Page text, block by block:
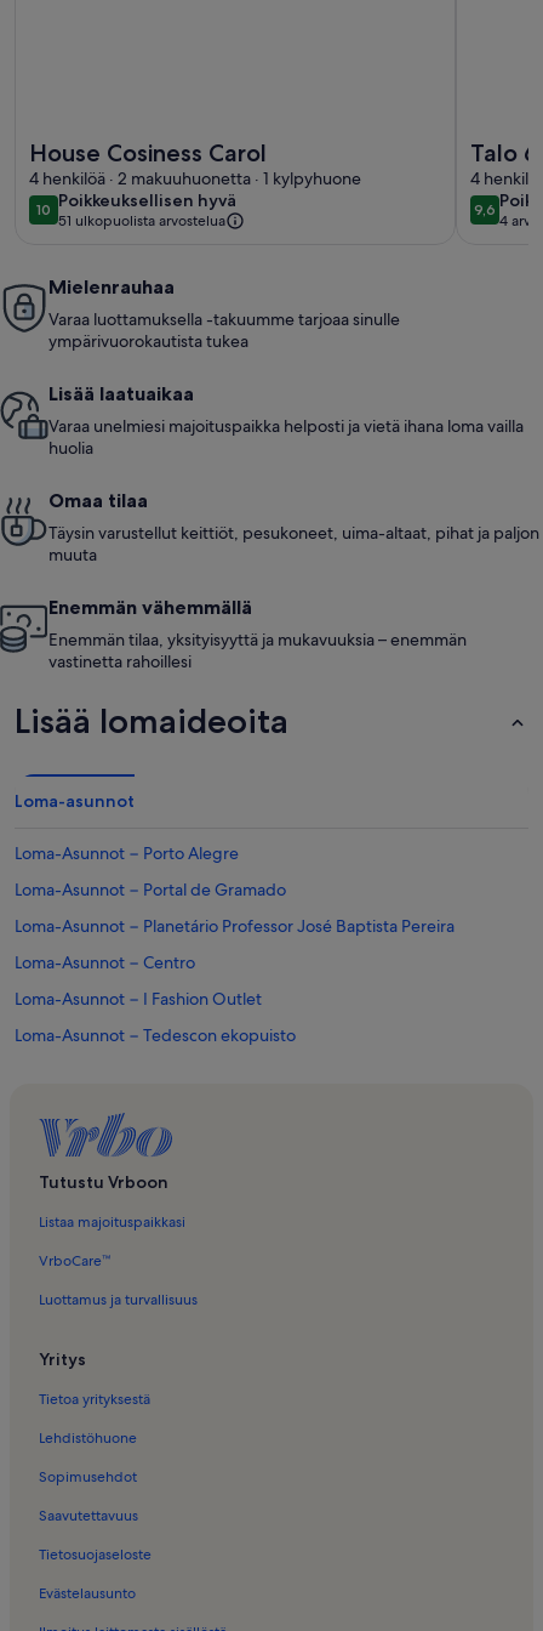
House Cosiness Carol
4 henkilöä · 2 makuuhuonetta · 1 kylpyhuone
1010 kautta 10
Poikkeuksellisen hyvä
poikkeuksellisen
hyvä
51 ulkopuolista arvostelua
Talo
4
9,69,6hyvä
4
(4
Mielenrauhaa
Varaa luottamuksella -takuumme tarjoaa sinulle
ympärivuorokautista tukea
Lisää laatuaikaa
Varaa unelmiesi majoituspaikka helposti ja vietä ihana loma vailla
huolia
Omaa tilaa
Täysin varustellut keittiöt, pesukoneet, uima-altaat, pihat ja paljon
muuta
Enemmän vähemmällä
Enemmän tilaa, yksityisyyttä ja mukavuuksia – enemmän
vastinetta rahoillesi
Lisää lomaideoita
Loma-asunnot
Loma-Asunnot − Porto Alegre
Loma-Asunnot − Portal de Gramado
Loma-Asunnot − Planetário Professor José Baptista Pereira
Loma-Asunnot − Centro
Loma-Asunnot − I Fashion Outlet
Loma-Asunnot − Tedescon ekopuisto
Loma-Asunnot − Hidráulica Moinhos de Vento – prédio histórico
Loma-Asunnot − Baijeri
Loma-Asunnot − Korvatunturi Theater
Lomamajat – Parque Flor do Vale
Tutustu Vrboon
Listaa majoituspaikkasi
VrboCare™
Luottamus ja turvallisuus
Yritys
Tietoa yrityksestä
Lehdistöhuone
Sopimusehdot
Saavutettavuus
Tietosuojaseloste
Evästelausunto